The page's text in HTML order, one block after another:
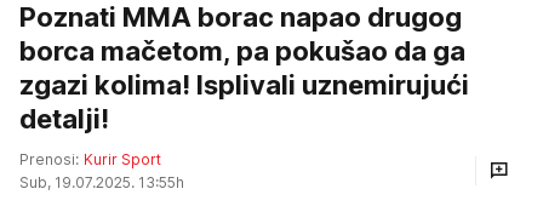
Poznati MMA borac napao drugog
borca mačetom, pa pokušao da ga
zgazi kolima! Isplivali uznemirujući
detalji!
Prenosi: Kurir Sport
Sub, 19.07.2025. 13:55h